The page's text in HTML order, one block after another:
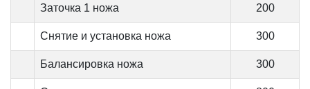
Заточка 1 ножа 200
Снятие и установка ножа 300
Балансировка ножа 300